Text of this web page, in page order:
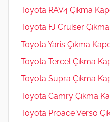
Toyota RAV4 Çıkma
Toyota FJ Cruiser
Toyota Yaris Çıkma
Toyota Tercel Çıkma
Toyota Supra Çıkma
Toyota Camry Çıkma
Toyota Proace Verso